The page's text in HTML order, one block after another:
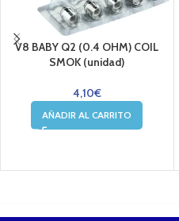
V8 BABY Q2 (0.4 OHM) COIL
SMOK (unidad)
4,10€
AÑADIR AL CARRITO